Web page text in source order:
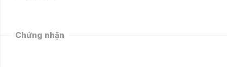
Chứng nhận